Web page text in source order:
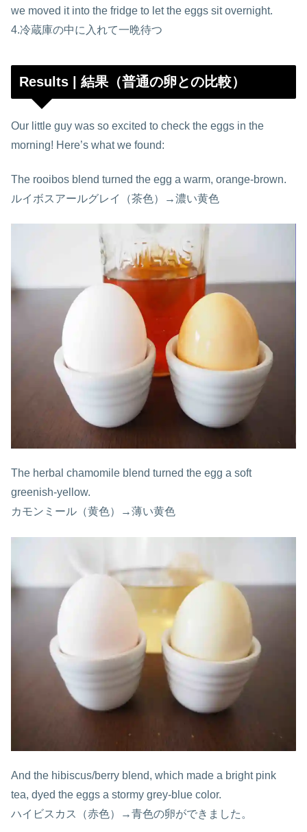
we moved it into the fridge to let the eggs sit overnight.
4.冷蔵庫の中に入れて一晩待つ
Results | 結果（普通の卵との比較）
Our little guy was so excited to check the eggs in the
morning! Here’s what we found:
The rooibos blend turned the egg a warm, orange-brown.
ルイボスアールグレイ（茶色）→濃い黄色
The herbal chamomile blend turned the egg a soft
greenish-yellow.
カモンミール（黄色）→薄い黄色
And the hibiscus/berry blend, which made a bright pink
tea, dyed the eggs a stormy grey-blue color.
ハイビスカス（赤色）→青色の卵ができました。